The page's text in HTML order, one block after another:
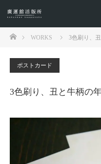
ホームWORKS 3色刷り、
ポストカード
3色刷り、丑と牛柄の